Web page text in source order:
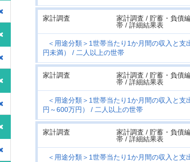
家計調査
家計調査 / 貯蓄・負債
帯 / 詳細結果表
＜用途分類＞1世帯当たり1か月間の収入と支
円未満）
二人以上の世帯
家計調査
家計調査 / 貯蓄・負債
帯 / 詳細結果表
＜用途分類＞1世帯当たり1か月間の収入と支
円～600万円）
二人以上の世帯
家計調査
家計調査 / 貯蓄・負債
帯 / 詳細結果表
＜用途分類＞1世帯当たり1か月間の収入と支